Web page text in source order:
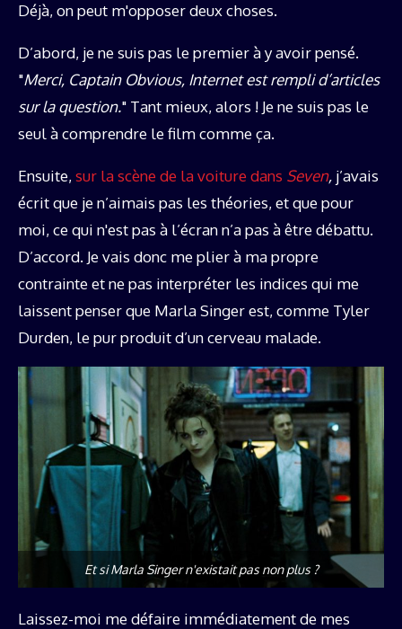
Déjà, on peut m'opposer deux choses.
D’abord, je ne suis pas le premier à y avoir pensé.
"Merci, Captain Obvious, Internet est rempli d’articles
sur la question." Tant mieux, alors ! Je ne suis pas le
seul à comprendre le film comme ça.
Ensuite, sur la scène de la voiture dans Seven, j’avais
écritque je n’aimais pas les théories, et que pour
moi, ce qui n'est pas à l’écran n’a pas à être débattu.
D’accord. Je vais donc me plier à ma propre
contrainte et ne pas interpréter les indices qui me
laissent penser que Marla Singer est, comme Tyler
Durden, le pur produit d’un cerveau malade.
Et si Marla Singer n'existait pas non plus ?
Laissez-moi me défaire immédiatement de mes